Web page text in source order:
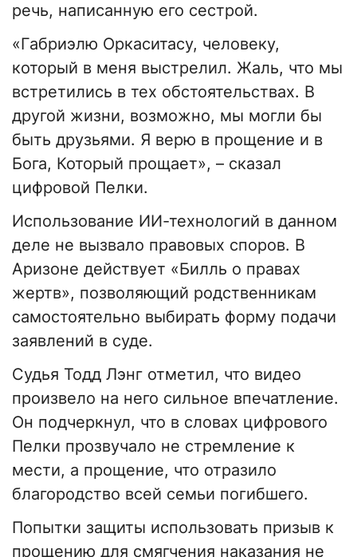
речь, написанную его сестрой.
«Габриэлю Оркаситасу, человеку,
который в меня выстрелил. Жаль, что мы
встретились в тех обстоятельствах. В
другой жизни, возможно, мы могли бы
быть друзьями. Я верю в прощение и в
Бога, Который прощает», – сказал
цифровой Пелки.
Использование ИИ-технологий в данном
деле не вызвало правовых споров. В
Аризоне действует «Билль о правах
жертв», позволяющий родственникам
самостоятельно выбирать форму подачи
заявлений в суде.
Судья Тодд Лэнг отметил, что видео
произвело на него сильное впечатление.
Он подчеркнул, что в словах цифрового
Пелки прозвучало не стремление к
мести, а прощение, что отразило
благородство всей семьи погибшего.
Попытки защиты использовать призыв к
прощению для смягчения наказания не